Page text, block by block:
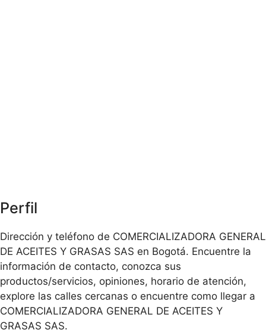
Perfil
Dirección y teléfono de COMERCIALIZADORA GENERAL
DE ACEITES Y GRASAS SAS en Bogotá. Encuentre la
información de contacto, conozca sus
productos/servicios, opiniones, horario de atención,
explore las calles cercanas o encuentre como llegar a
COMERCIALIZADORA GENERAL DE ACEITES Y
GRASAS SAS.